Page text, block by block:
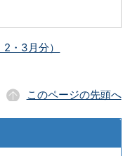
・3月分）
このページの先頭へ